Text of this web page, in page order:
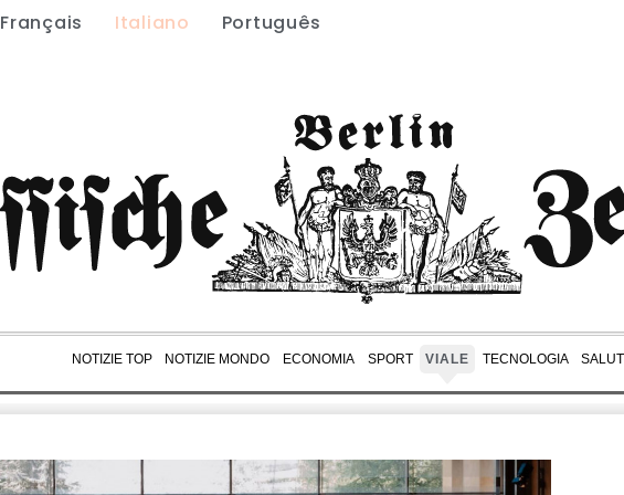
Français Italiano Português
NOTIZIE TOP NOTIZIE MONDO ECONOMIA SPORT VIALE TECNOLOGIA